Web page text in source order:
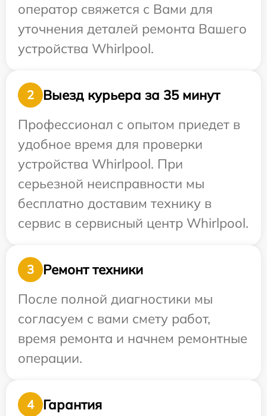
оператор свяжется с Вами для
уточнения деталей ремонта Вашего
устройства Whirlpool.
2
Выезд курьера за 35 минут
Профессионал с опытом приедет в
удобное время для проверки
устройства Whirlpool. При
серьезной неисправности мы
бесплатно доставим технику в
сервис в сервисный центр Whirlpool.
3
Ремонт техники
После полной диагностики мы
согласуем с вами смету работ,
время ремонта и начнем ремонтные
операции.
4 Гарантия